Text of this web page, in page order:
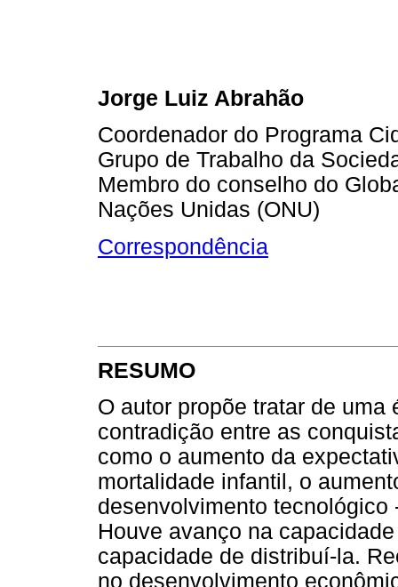
Jorge Luiz Abrahão
Coordenador do Programa
Grupo de Trabalho da
Membro do conselho do
Nações Unidas (ONU)
Correspondência
RESUMO
O autor propõe tratar de
contradição entre as
como o aumento da
mortalidade infantil, o
desenvolvimento
Houve avanço na
capacidade de distribuí-la.
no desenvolvimento